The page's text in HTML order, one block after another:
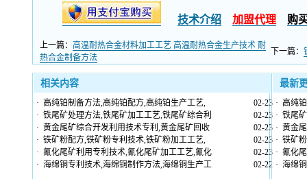
技术介绍 加盟代理 购
上一篇：
高温耐热合金材料加工工艺 高温耐热合金生产技术 耐
热合金制备方法
下一篇：
相关内容
· 高纯铂制备方法,高纯铂配方,高纯铂生产工艺,
02-23
· 铁尾矿处理方法,铁尾矿加工工艺,铁尾矿综合利
02-23
· 黄金尾矿综合开发利用技术专利,黄金尾矿回收
02-23
· 铁矿粉配方,铁矿粉专利技术,铁矿粉加工工艺,
02-23
· 氰化尾矿利用专利技术,氰化尾矿加工工艺,氰化
02-23
· 海绵铜专利技术,海绵铜制作方法,海绵铜生产工 02-22
最新
· 高纯
· 铁尾
· 黄金
· 铁矿
· 氰化
· 海绵